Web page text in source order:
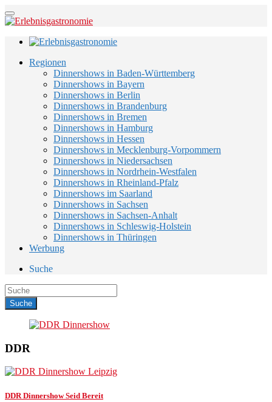
Regionen
Dinnershows in Baden-Württemberg
Dinnershows in Bayern
Dinnershows in Berlin
Dinnershows in Brandenburg
Dinnershows in Bremen
Dinnershows in Hamburg
Dinnershows in Hessen
Dinnershows in Mecklenburg-Vorpommern
Dinnershows in Niedersachsen
Dinnershows in Nordrhein-Westfalen
Dinnershows in Rheinland-Pfalz
Dinnershows im Saarland
Dinnershows in Sachsen
Dinnershows in Sachsen-Anhalt
Dinnershows in Schleswig-Holstein
Dinnershows in Thüringen
Werbung
Suche
DDR
DDR Dinnershow Seid Bereit